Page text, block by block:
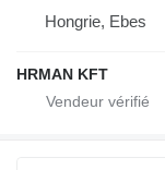
Hongrie, Ebes
HRMAN KFT